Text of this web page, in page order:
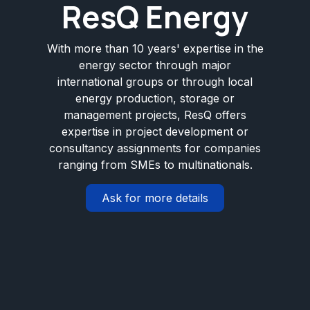
ResQ Energy
With more than 10 years' expertise in the
energy sector through major
international groups or through local
energy production, storage or
management projects, ResQ offers
expertise in project development or
consultancy assignments for companies
ranging from SMEs to multinationals.
Ask for more details